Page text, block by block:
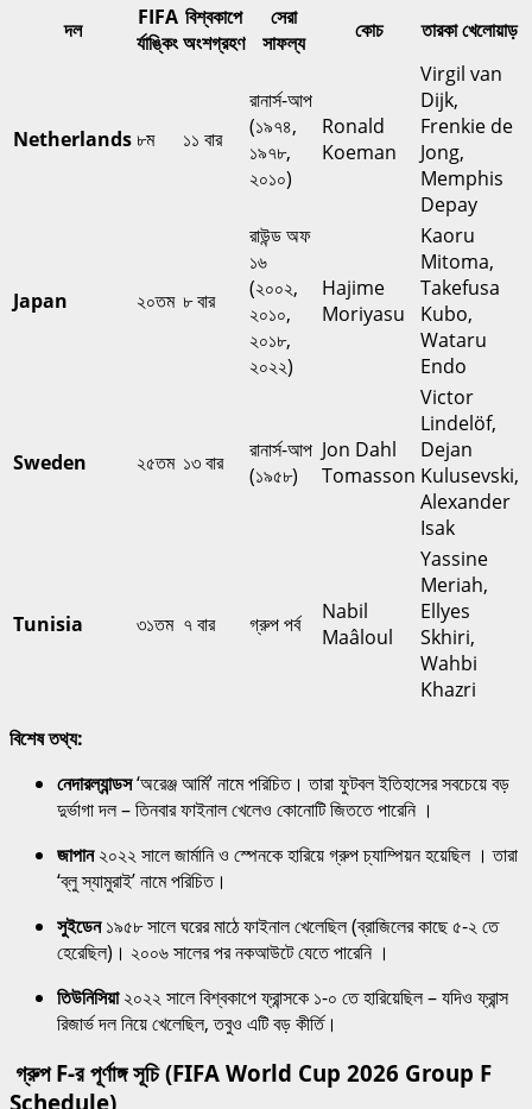
দল
FIFA
র্যাঙ্কিং
বিশ্বকাপে
অংশগ্রহণ
সেরা
সাফল্য
কোচ তারকা খেলোয়াড়
Netherlands৮ম ১১ বার
রানার্স-আপ
(১৯৭৪,
১৯৭৮,
২০১০)
Ronald
Koeman
Virgil van
Dijk,
Frenkie de
Jong,
Memphis
Depay
Japan ২০তম ৮ বার
রাউন্ড অফ
১৬
(২০০২,
২০১০,
২০১৮,
২০২২)
Hajime
Moriyasu
Kaoru
Mitoma,
Takefusa
Kubo,
Wataru
Endo
Sweden ২৫তম ১৩ বার
রানার্স-আপ
(১৯৫৮)
Jon Dahl
Tomasson
Victor
Lindelöf,
Dejan
Kulusevski,
Alexander
Isak
Tunisia ৩১তম ৭ বার গ্রুপ পর্ব
Nabil
Maâloul
Yassine
Meriah,
Ellyes
Skhiri,
Wahbi
Khazri
বিশেষ তথ্য:
নেদারল্যান্ডস‘অরেঞ্জ আর্মি’ নামে পরিচিত। তারা ফুটবল ইতিহাসের সবচেয়ে বড়
দুর্ভাগা দল – তিনবার ফাইনাল খেলেও কোনোটি জিততে পারেনি ।
জাপান২০২২ সালে জার্মানি ও স্পেনকে হারিয়ে গ্রুপ চ্যাম্পিয়ন হয়েছিল । তারা
‘ব্লু স্যামুরাই’ নামে পরিচিত।
সুইডেন১৯৫৮ সালে ঘরের মাঠে ফাইনাল খেলেছিল (ব্রাজিলের কাছে ৫-২ তে
হেরেছিল)। ২০০৬ সালের পর নকআউটে যেতে পারেনি ।
তিউনিসিয়া২০২২ সালে বিশ্বকাপে ফ্রান্সকে ১-০ তে হারিয়েছিল – যদিও ফ্রান্স
রিজার্ভ দল নিয়ে খেলেছিল, তবুও এটি বড় কীর্তি।
গ্রুপ F-র পূর্ণাঙ্গ সূচি (FIFA World Cup 2026 Group F
Schedule)